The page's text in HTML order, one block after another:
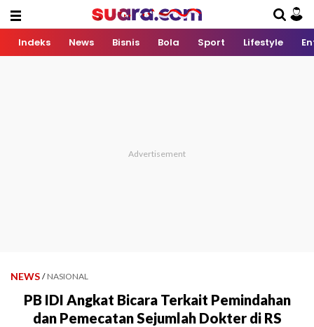
Indeks News Bisnis Bola Sport Lifestyle
NEWS / NASIONAL
PB IDI Angkat Bicara Terkait Pemindahan
dan Pemecatan Sejumlah Dokter di RS